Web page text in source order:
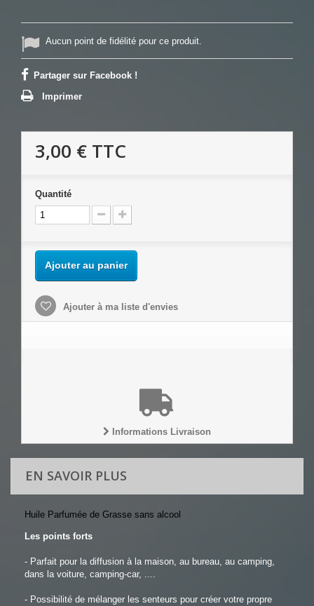
Aucun point de fidélité pour ce produit.
Partager sur Facebook !
Imprimer
3,00 € TTC
Quantité
Ajouter au panier
Ajouter à ma liste d'envies
Informations Livraison
EN SAVOIR PLUS
Huile Parfumée de Grasse sans alcool
Les points forts
- Parfait pour la diffusion à la maison, au bureau, au camping,
dans la voiture, camping-car, ....
- Possibilité de mélanger les senteurs pour créer votre propre